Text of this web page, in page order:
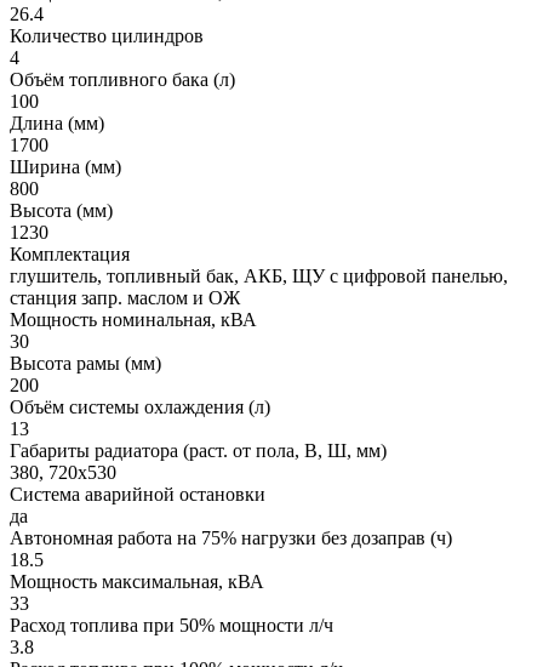
26.4
Количество цилиндров
4
Объём топливного бака (л)
100
Длина (мм)
1700
Ширина (мм)
800
Высота (мм)
1230
Комплектация
глушитель, топливный бак, АКБ, ЩУ с цифровой панелью,
станция запр. маслом и ОЖ
Мощность номинальная, кВА
30
Высота рамы (мм)
200
Объём системы охлаждения (л)
13
Габариты радиатора (раст. от пола, В, Ш, мм)
380, 720x530
Система аварийной остановки
да
Автономная работа на 75% нагрузки без дозаправ (ч)
18.5
Мощность максимальная, кВА
33
Расход топлива при 50% мощности л/ч
3.8